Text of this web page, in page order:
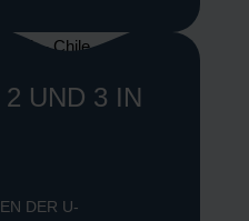
UND 3 IN
DER U-